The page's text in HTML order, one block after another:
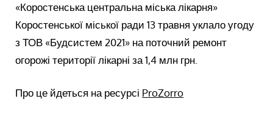
«Коростенська центральна міська лікарня»
Коростенської міської ради 13 травня уклало угоду
з ТОВ «Будсистем 2021» на поточний ремонт
огорожі території лікарні за 1,4 млн грн.
Про це йдеться на ресурсі ProZorro